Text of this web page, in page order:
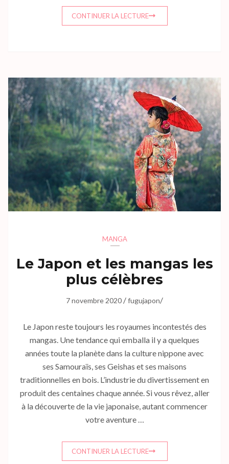
CONTINUER LA LECTURE
MANGA
Le Japon et les mangas les
plus célèbres
7 novembre 2020 /fugujapon/
Le Japon reste toujours les royaumes incontestés des
mangas. Une tendance qui emballa il y a quelques
années toute la planète dans la culture nippone avec
ses Samouraïs, ses Geishas et ses maisons
traditionnelles en bois. L’industrie du divertissement en
produit des centaines chaque année. Si vous rêvez, aller
à la découverte de la vie japonaise, autant commencer
votre aventure …
CONTINUER LA LECTURE